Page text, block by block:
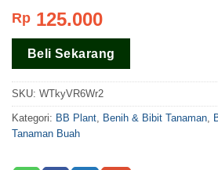
Rp 125.000
Beli Sekarang
SKU: WTkyVR6Wr2
Kategori: BB Plant Benih & Bibit Tanaman
Tanaman Buah